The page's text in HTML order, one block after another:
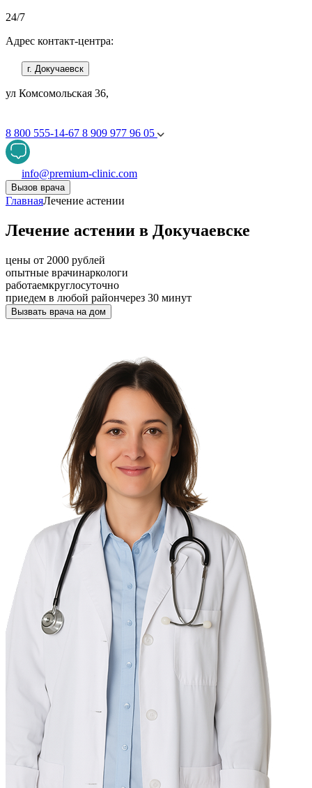
24/7
Адрес контакт-центра:
г. Докучаевск
ул Комсомольская 36,
8 800 555-14-67 8 909 977 96 05
info@premium-clinic.com
Вызов врача
ГлавнаяЛечение астении
Лечение астении в Докучаевске
цены от 2000 рублей
опытные врачинаркологи
работаемкруглосуточно
приедем в любой райончерез 30 минут
Вызвать врача на дом